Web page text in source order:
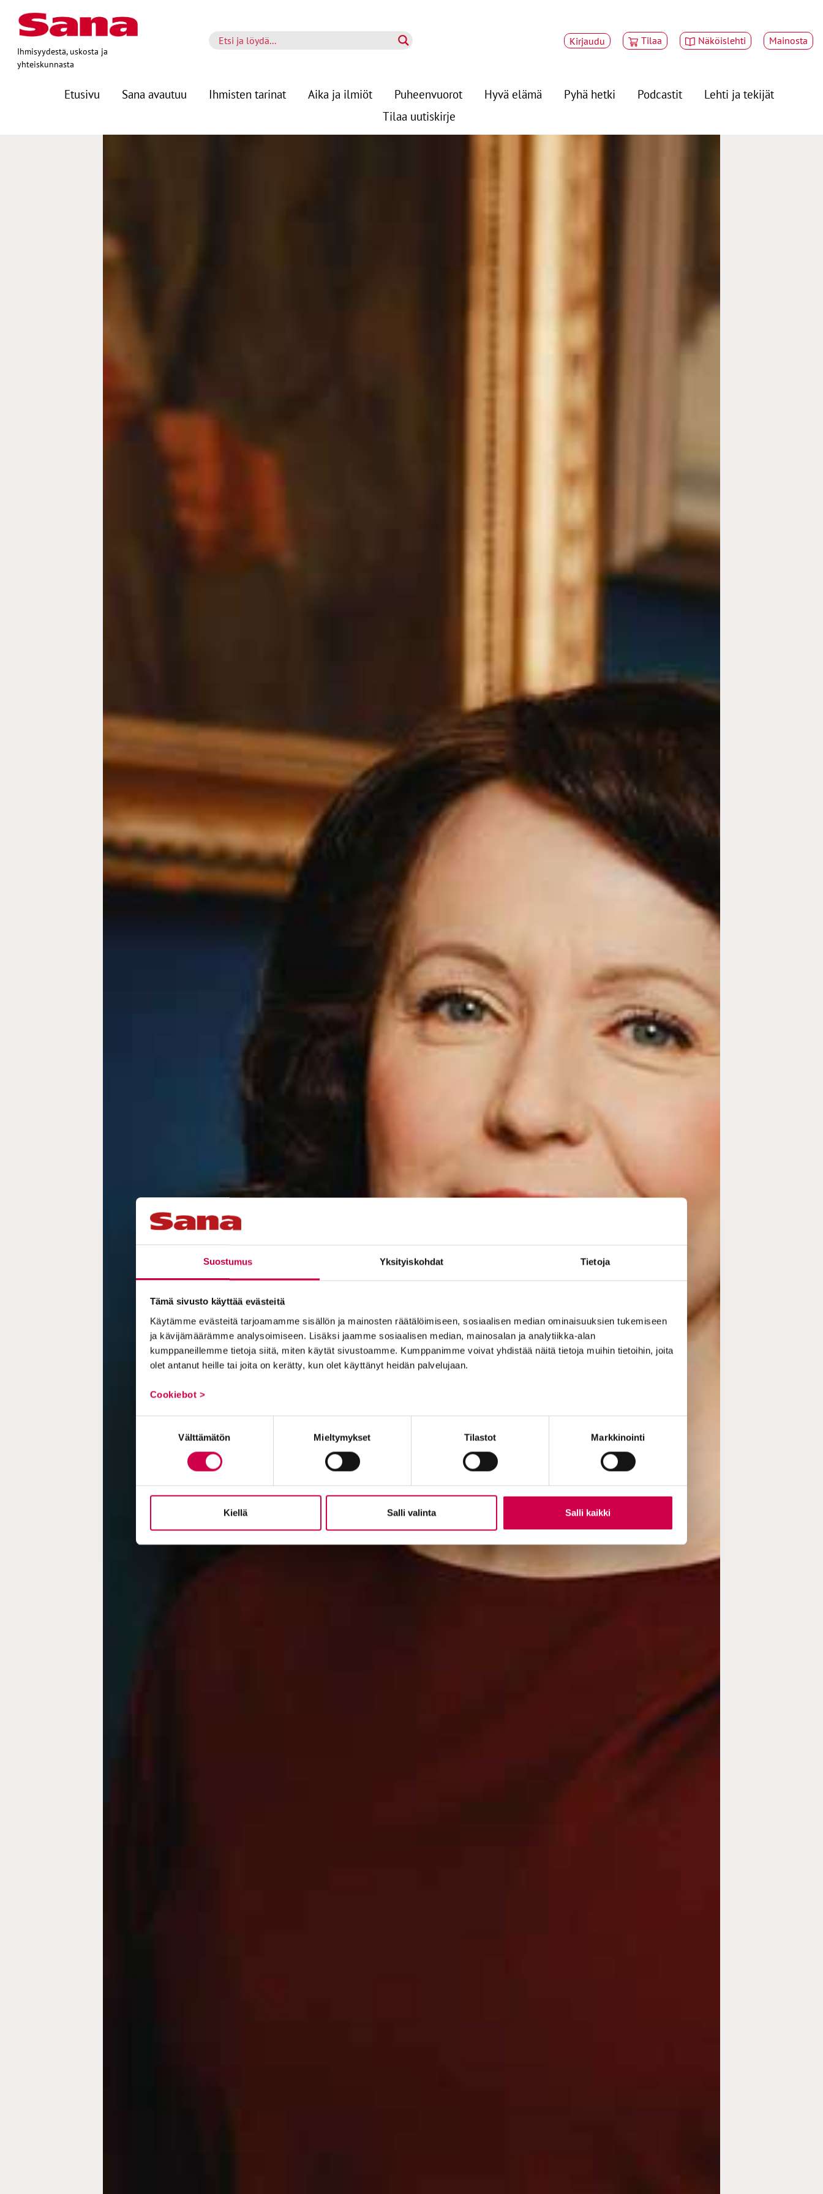
Suostumus Yksityiskohdat Tietoja
Tämä sivusto käyttää evästeitä
Käytämme evästeitä tarjoamamme sisällön ja mainosten räätälöimiseen, sosiaalisen median ominaisuuksien tukemiseen
ja kävijämäärämme analysoimiseen. Lisäksi jaamme sosiaalisen median, mainosalan ja analytiikka-alan
kumppaneillemme tietoja siitä, miten käytät sivustoamme. Kumppanimme voivat yhdistää näitä tietoja muihin tietoihin, joita
olet antanut heille tai joita on kerätty, kun olet käyttänyt heidän palvelujaan.
Cookiebot >
Välttämätön Mieltymykset Tilastot Markkinointi
Kiellä Salli valinta Salli kaikki
Ihmisyydestä, uskosta ja
yhteiskunnasta
Kirjaudu Tilaa Näköislehti Mainosta
Etusivu Sana avautuu Ihmisten tarinat Aika ja ilmiöt Puheenvuorot Hyvä elämä Pyhä hetki Podcastit
Lehti ja tekijät
Tilaa uutiskirje